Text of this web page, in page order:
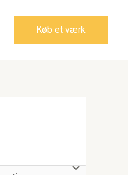
Køb et værk